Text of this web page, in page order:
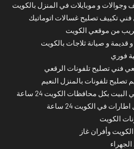
وجوالات و موبايلات في المنزل بالكويت
فني تكييف تصليح غسالات اتوماتيك
من موقعي الكويت
قديمة و صيانة ثلاجات بالكويت
فوري
فني تصليح تلفونات الرقعي
تلفونات بالمنزل النعيم
بكل محافظات الكويت 24 ساعة
في الكويت 24 ساعة
الكويت
وأفران غاز